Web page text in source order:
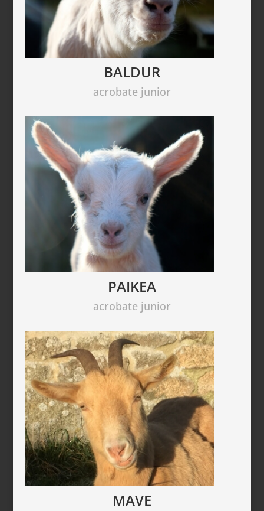
BALDUR
acrobate junior
PAIKEA
acrobate junior
MAVE